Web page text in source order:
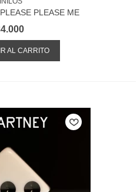
PLEASE ME
AL CARRITO